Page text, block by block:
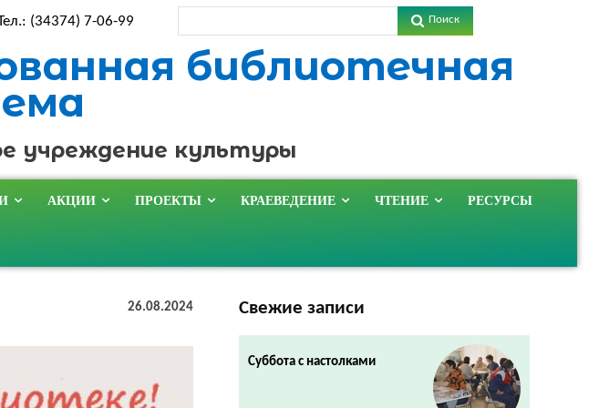
(34374) 7-06-99 Поиск
библиотечная
учреждение культуры
АКЦИИ ПРОЕКТЫ КРАЕВЕДЕНИЕ ЧТЕНИЕ РЕСУРСЫ
26.08.2024 Свежие записи
Суббота с настолками